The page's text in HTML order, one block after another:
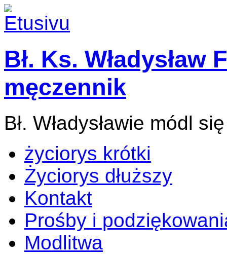
Bł. Ks. Władysław
męczennik
Bł. Władysławie módl
życiorys krótki
Życiorys dłuższy
Kontakt
Prośby i
Modlitwa